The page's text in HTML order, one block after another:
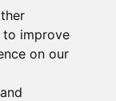
improve
on our